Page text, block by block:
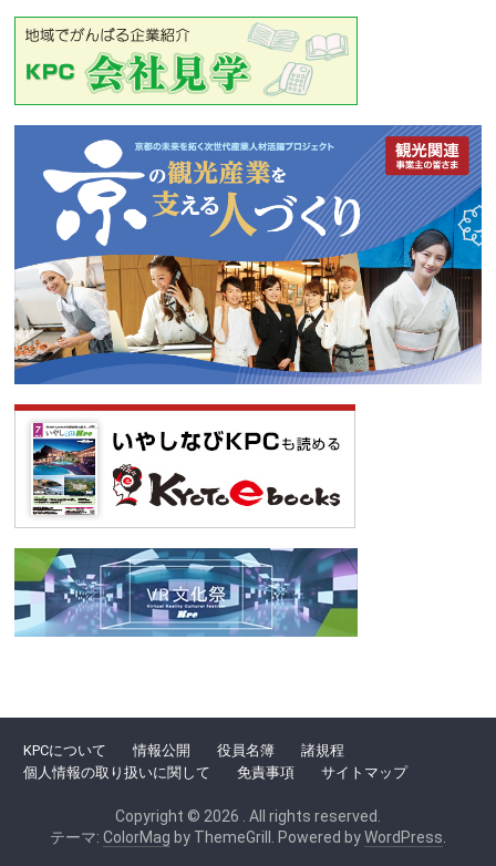
KPCについて 情報公開 役員名簿
諸規程
個人情報の取り扱いに関して
免責事項 サイトマップ
Copyright © 2026 . All rights reserved.
テーマ: ColorMag by ThemeGrill. Powered byWordPress.